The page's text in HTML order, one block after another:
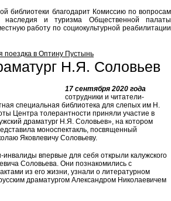
библиотеки благодарит Комиссию по вопросам
наследия и туризма Общественной палаты
работу по социокультурной реабилитации
поездка в Оптину Пустынь
Н.Я. Соловьев
17 сентября2020 года
сотрудники и читатели-
специальная библиотека для слепых им Н.
Центра толерантности приняли участие в
драматург Н.Я. Соловьев», на котором
моноспектакль, посвященный
Яковлевичу Соловьеву.
впервые для себя открыли калужского
Соловьева. Они познакомились с
из его жизни, узнали о литературном
драматургом Александром Николаевичем